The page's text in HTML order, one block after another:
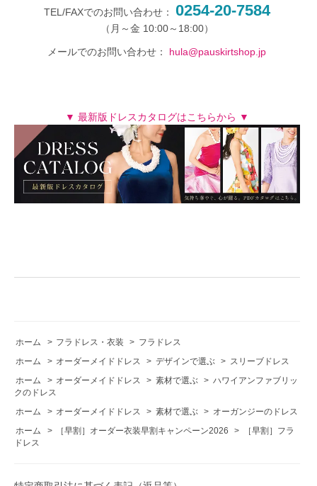
TEL/FAXでのお問い合わせ： 0254-20-7584
メールでのお問い合わせ： hula@pauskirtshop.jp
▼ 最新版ドレスカタログはこちらから ▼
ホーム > フラドレス・衣装 > フラドレス
ホーム
> オーダーメイドドレス > デザインで選ぶ > スリーブドレス
ホーム
> オーダーメイドドレス > 素材で選ぶ > ハワイアンファブリッ
クのドレス
ホーム
> オーダーメイドドレス > 素材で選ぶ > オーガンジーのドレス
ホーム
> ［早割］オーダー衣装早割キャンペーン2026 >
［早割］フラ
ドレス